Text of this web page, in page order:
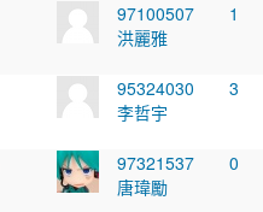
97100507
洪麗雅
1
95324030
李哲宇
3
97321537
唐瑋勵
0